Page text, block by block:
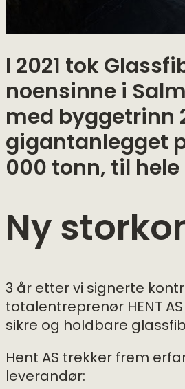
I 2021 tok
noensinne i
med byggetrinn
gigantanlegget
000 tonn, til
Ny
3 år etter vi signerte
totalentreprenør HENT
sikre og holdbare
Hent AS trekker frem
leverandør: